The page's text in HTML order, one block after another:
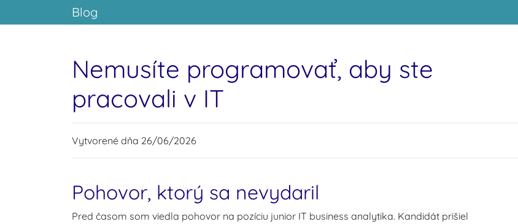
Blog
Nemusíte programovať, aby ste
pracovali v IT
Vytvorené dňa 26/06/2026
Pohovor, ktorý sa nevydaril
Pred časom som viedla pohovor na pozíciu junior IT business analytika. Kandidát prišiel